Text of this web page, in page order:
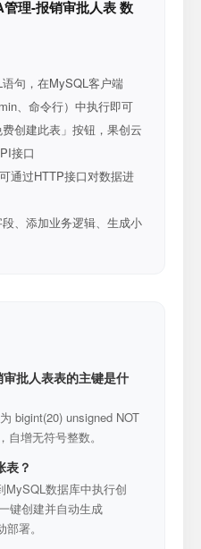
理-报销审批人表 数
句，在MySQL客户端
、命令行）中执行即可
创建此表」按钮，果创云
接口
通过HTTP接口对数据进
、添加业务逻辑、生成小
批人表表的主键是什
bigint(20) unsigned NOT
自增无符号整数。
表？
MySQL数据库中执行创
键创建并自动生成
署。